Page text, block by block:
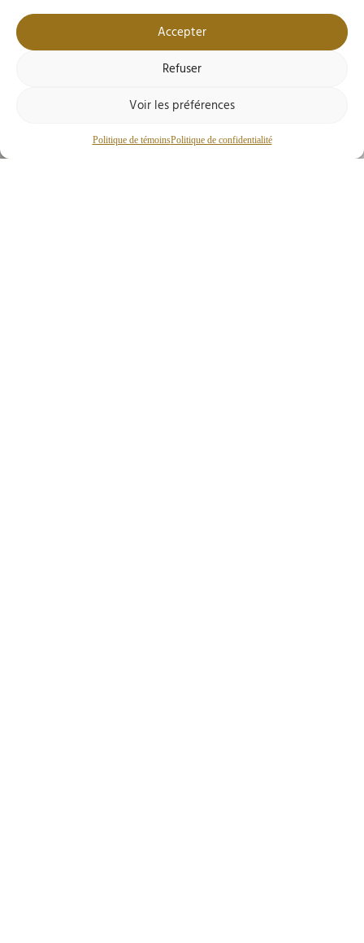
Accepter
Refuser
Voir les préférences
Politique de témoinsPolitique de confidentialité